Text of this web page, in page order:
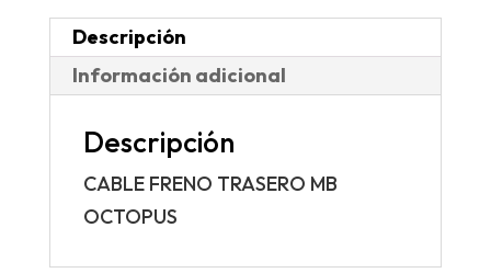
Descripción
Información adicional
Descripción
CABLE FRENO TRASERO MB
OCTOPUS